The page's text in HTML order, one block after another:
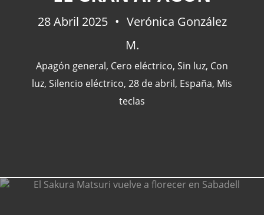
28 Abril 2025
Verónica González
M.
Apagón general, Cero eléctrico, Sin luz, Con
luz, Silencio eléctrico, 28 de abril, España, Mis
teclas